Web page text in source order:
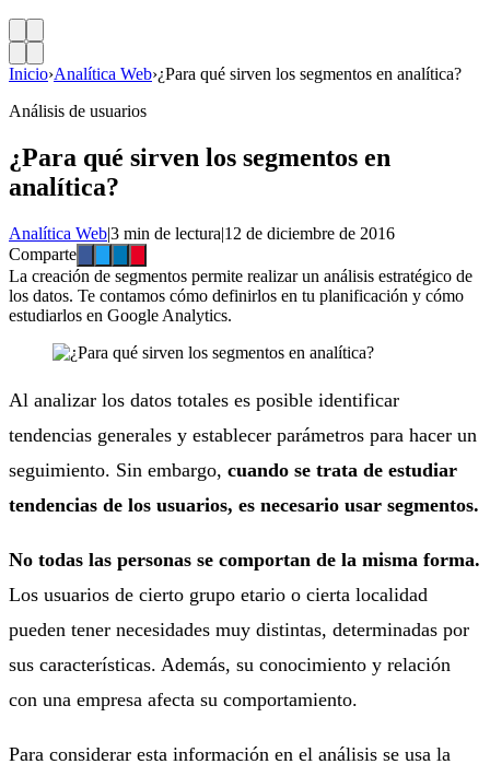
Inicio›Analítica Web›¿Para qué sirven los segmentos en analítica?
Análisis de usuarios
¿Para qué sirven los segmentos en
analítica?
Analítica Web|3 min de lectura|12 de diciembre de 2016
Comparte
La creación de segmentos permite realizar un análisis estratégico de
los datos. Te contamos cómo definirlos en tu planificación y cómo
estudiarlos en Google Analytics.
Al analizar los datos totales es posible identificar
tendencias generales y establecer parámetros para hacer un
seguimiento. Sin embargo, cuando se trata de estudiar
tendencias de los usuarios, es necesario usar segmentos.
No todas las personas se comportan de la misma forma.
Los usuarios de cierto grupo etario o cierta localidad
pueden tener necesidades muy distintas, determinadas por
sus características. Además, su conocimiento y relación
con una empresa afecta su comportamiento.
Para considerar esta información en el análisis se usa la